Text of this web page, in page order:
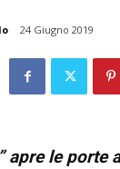
24 Giugno 2019
apre le